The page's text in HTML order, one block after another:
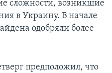
сложности, возникшие
в Украину. В начале
одобряли более
предположил, что